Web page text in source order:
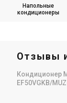
Напольные
кондиционеры
Отзывы
Кондиционер
EF50VGKB/